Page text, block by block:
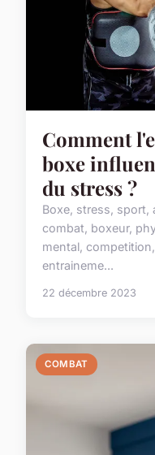
Comment
boxe
du stress ?
Boxe, stress, sport,
combat, boxeur,
mental,
entraineme...
22 décembre 2023
COMBAT